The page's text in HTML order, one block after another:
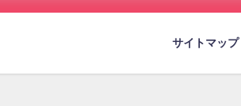
サイトマップ